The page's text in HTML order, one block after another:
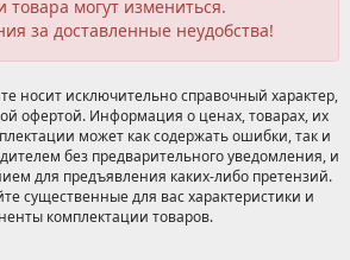
товара могут измениться.
за доставленные неудобства!
носит исключительно справочный характер,
офертой. Информация о ценах, товарах, их
может как содержать ошибки, так и
без предварительного уведомления, и
для предъявления каких-либо претензий.
существенные для вас характеристики и
комплектации товаров.